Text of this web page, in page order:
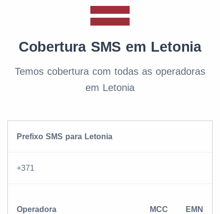
Cobertura SMS em Letonia
Temos cobertura com todas as operadoras
em Letonia
Prefixo SMS para Letonia
+371
Operadora MCC EMN